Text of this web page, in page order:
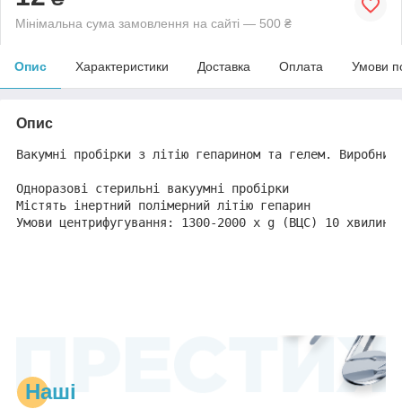
Мінімальна сума замовлення на сайті — 500 ₴
Опис Характеристики Доставка Оплата Умови
Опис
Вакумні пробірки з літію гепарином та гелем.
Одноразові стерильні вакуумні пробірки
Містять інертний полімерний літію гепарин
Умови центрифугування: 1300-2000 x g (ВЦС) 10 хвилин
Наші